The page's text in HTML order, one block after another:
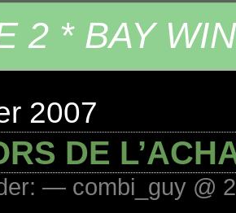
2 * BAY
2007
DE
— combi_guy @